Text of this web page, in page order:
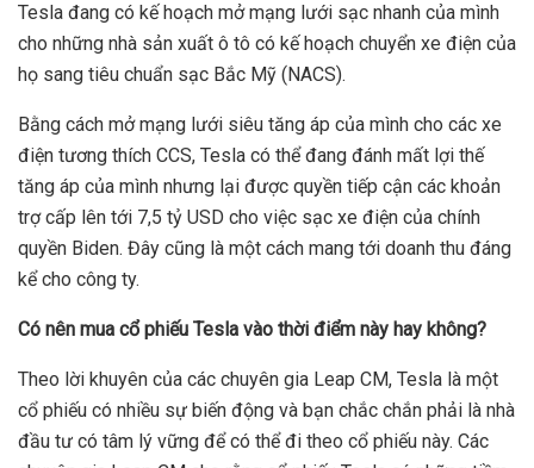
Tesla đang có kế hoạch mở mạng lưới sạc nhanh của mình
cho những nhà sản xuất ô tô có kế hoạch chuyển xe điện của
họ sang tiêu chuẩn sạc Bắc Mỹ (NACS).
Bằng cách mở mạng lưới siêu tăng áp của mình cho các xe
điện tương thích CCS, Tesla có thể đang đánh mất lợi thế
tăng áp của mình nhưng lại được quyền tiếp cận các khoản
trợ cấp lên tới 7,5 tỷ USD cho việc sạc xe điện của chính
quyền Biden. Đây cũng là một cách mang tới doanh thu đáng
kể cho công ty.
Có nên mua cổ phiếu Tesla vào thời điểm này hay không?
Theo lời khuyên của các chuyên gia Leap CM, Tesla là một
cổ phiếu có nhiều sự biến động và bạn chắc chắn phải là nhà
đầu tư có tâm lý vững để có thể đi theo cổ phiếu này. Các